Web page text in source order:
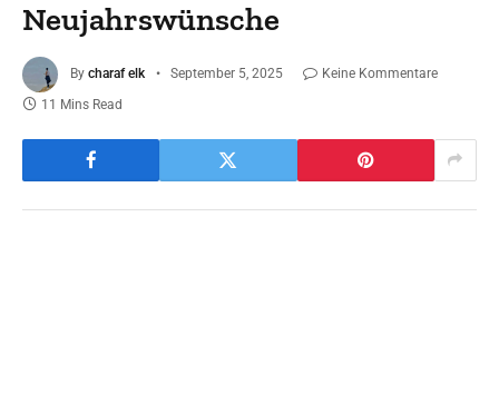
Neujahrswünsche
By charaf elk September 5, 2025
Keine Kommentare
11 Mins Read